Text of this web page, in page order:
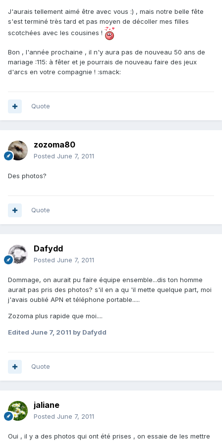
J'aurais tellement aimé être avec vous :) , mais notre belle fête
s'est terminé très tard et pas moyen de décoller mes filles
scotchées avec les cousines !
Bon , l'année prochaine , il n'y aura pas de nouveau 50 ans de
mariage :115: à fêter et je pourrais de nouveau faire des jeux
d'arcs en votre compagnie ! :smack:
Quote
zozoma80
Posted June 7, 2011
Des photos?
Quote
Dafydd
Posted June 7, 2011
Dommage, on aurait pu faire équipe ensemble...dis ton homme
aurait pas pris des photos? s'il en a qu 'il mette quelque part, moi
j'avais oublié APN et téléphone portable.....
Zozoma plus rapide que moi....
Edited June 7, 2011 by Dafydd
Quote
jaliane
Posted June 7, 2011
Oui , il y a des photos qui ont été prises , on essaie de les mettre